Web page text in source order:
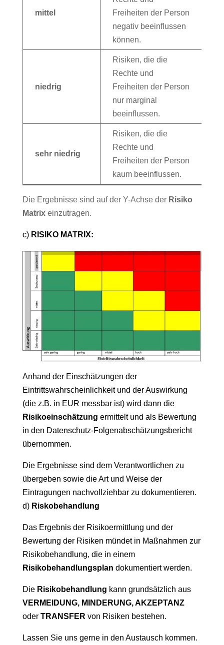
mittel
Freiheiten der Person
negativ beeinflussen
können.
niedrig
Risiken, die die
Rechte und
Freiheiten der Person
nur marginal
beeinflussen.
sehr niedrig
Risiken, die die
Rechte und
Freiheiten der Person
kaum beeinflussen.
Die Ergebnisse sind auf der Y-Achse der Risiko
Matrixeinzutragen.
c) RISIKO MATRIX:
Anhand der Einschätzungen der
Eintrittswahrscheinlichkeit und der Auswirkung
(die z.B. in EUR messbar ist) wird dann die
Risikoeinschätzung ermittelt und als Bewertung
in den Datenschutz-Folgenabschätzungsbericht
übernommen.
Die Ergebnisse sind dem Verantwortlichen zu
übergeben sowie die Art und Weise der
Eintragungen nachvollziehbar zu dokumentieren.
d) Riskobehandlung
Das Ergebnis der Risikoermittlung und der
Bewertung der Risiken mündet in Maßnahmen zur
Risikobehandlung, die in einem
Risikobehandlungsplan dokumentiert werden.
Die Risikobehandlung kann grundsätzlich aus
VERMEIDUNG, MINDERUNG, AKZEPTANZ
oder TRANSFER von Risiken bestehen.
Lassen Sie uns gerne in den Austausch kommen.